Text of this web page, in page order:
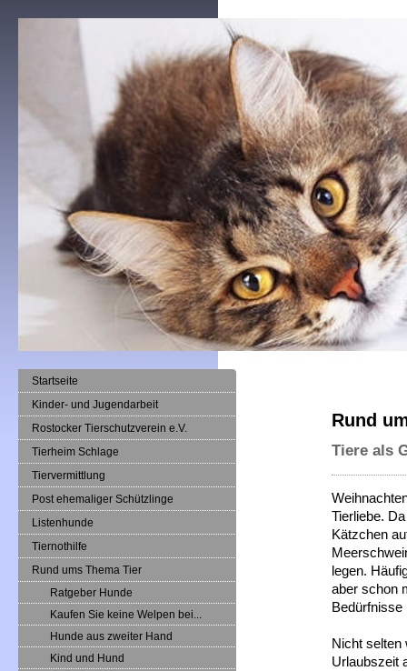
Rund
Tiere als
Tierliebe.
Kätzchen
legen.
aber schon
Bedürfnisse
Nicht selten
Urlaubszeit
Startseite
Kinder- und Jugendarbeit
Rostocker Tierschutzverein e.V.
Tierheim Schlage
Tiervermittlung
Post ehemaliger Schützlinge
Listenhunde
Tiernothilfe
Rund ums Thema Tier
Ratgeber Hunde
Kaufen Sie keine Welpen bei...
Hunde aus zweiter Hand
Kind und Hund